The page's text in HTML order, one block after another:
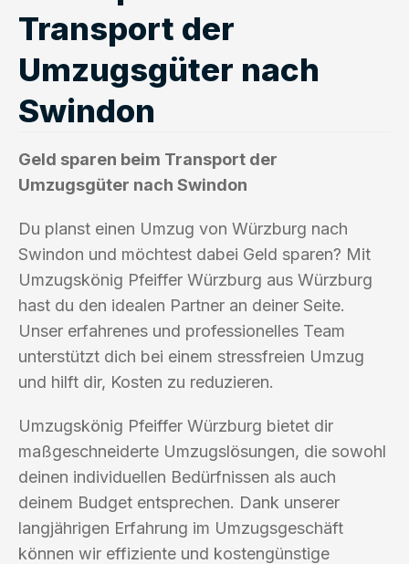
Transport der
Umzugsgüter nach
Swindon
Geld sparen beim Transport der
Umzugsgüter nach Swindon
Du planst einen Umzug von Würzburg nach
Swindon und möchtest dabei Geld sparen? Mit
Umzugskönig Pfeiffer Würzburg aus Würzburg
hast du den idealen Partner an deiner Seite.
Unser erfahrenes und professionelles Team
unterstützt dich bei einem stressfreien Umzug
und hilft dir, Kosten zu reduzieren.
Umzugskönig Pfeiffer Würzburg bietet dir
maßgeschneiderte Umzugslösungen, die sowohl
deinen individuellen Bedürfnissen als auch
deinem Budget entsprechen. Dank unserer
langjährigen Erfahrung im Umzugsgeschäft
können wir effiziente und kostengünstige